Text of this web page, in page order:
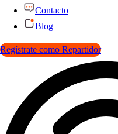
Contacto
Blog
Regístrate como Repartidor